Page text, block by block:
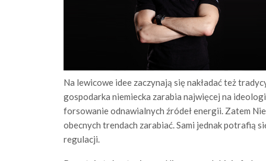
Na lewicowe idee zaczynają się nakładać też
gospodarka niemiecka zarabia najwięcej na
forsowanie odnawialnych źródeł energii. Zatem
obecnych trendach zarabiać. Sami jednak potrafią
regulacji.